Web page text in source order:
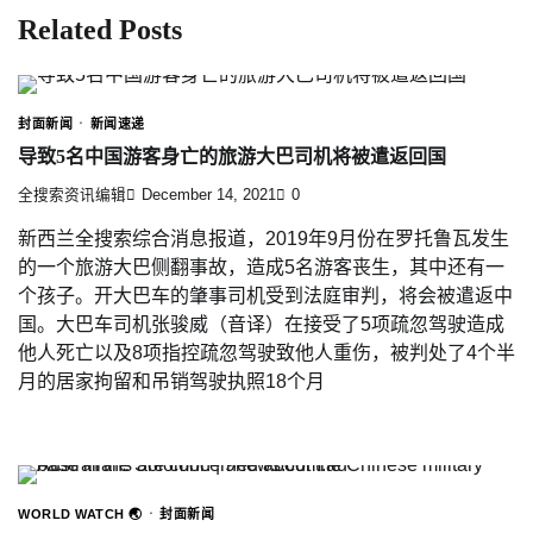
Related Posts
封面新闻 新闻速递
导致5名中国游客身亡的旅游大巴司机将被遣返回国
全搜索资讯编辑 December 14, 2021 0
新西兰全搜索综合消息报道，2019年9月份在罗托鲁瓦发生
的一个旅游大巴侧翻事故，造成5名游客丧生，其中还有一
个孩子。开大巴车的肇事司机受到法庭审判，将会被遣返中
国。大巴车司机张骏威（音译）在接受了5项疏忽驾驶造成
他人死亡以及8项指控疏忽驾驶致他人重伤，被判处了4个半
月的居家拘留和吊销驾驶执照18个月
WORLD WATCH 🌏 封面新闻